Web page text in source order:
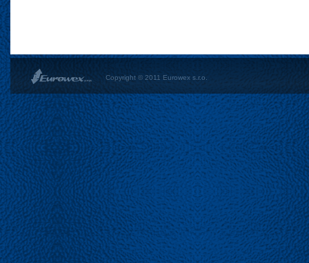
Copyright © 2011 Eurowex s.r.o.